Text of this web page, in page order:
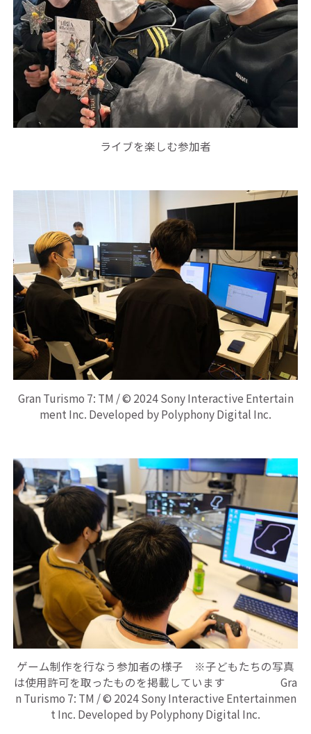
ライブを楽しむ参加者
Gran Turismo 7: TM / © 2024 Sony Interactive Entertain
ment Inc. Developed by Polyphony Digital Inc.
ゲーム制作を行なう参加者の様子 ※子どもたちの写真
は使用許可を取ったものを掲載しています Gra
n Turismo 7: TM / © 2024 Sony Interactive Entertainmen
t Inc. Developed by Polyphony Digital Inc.